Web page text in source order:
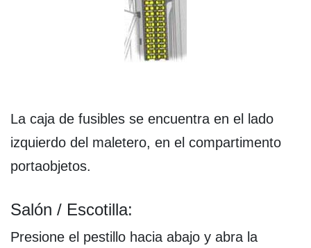
La caja de fusibles se encuentra en el lado
izquierdo del maletero, en el compartimento
portaobjetos.
Salón / Escotilla:
Presione el pestillo hacia abajo y abra la